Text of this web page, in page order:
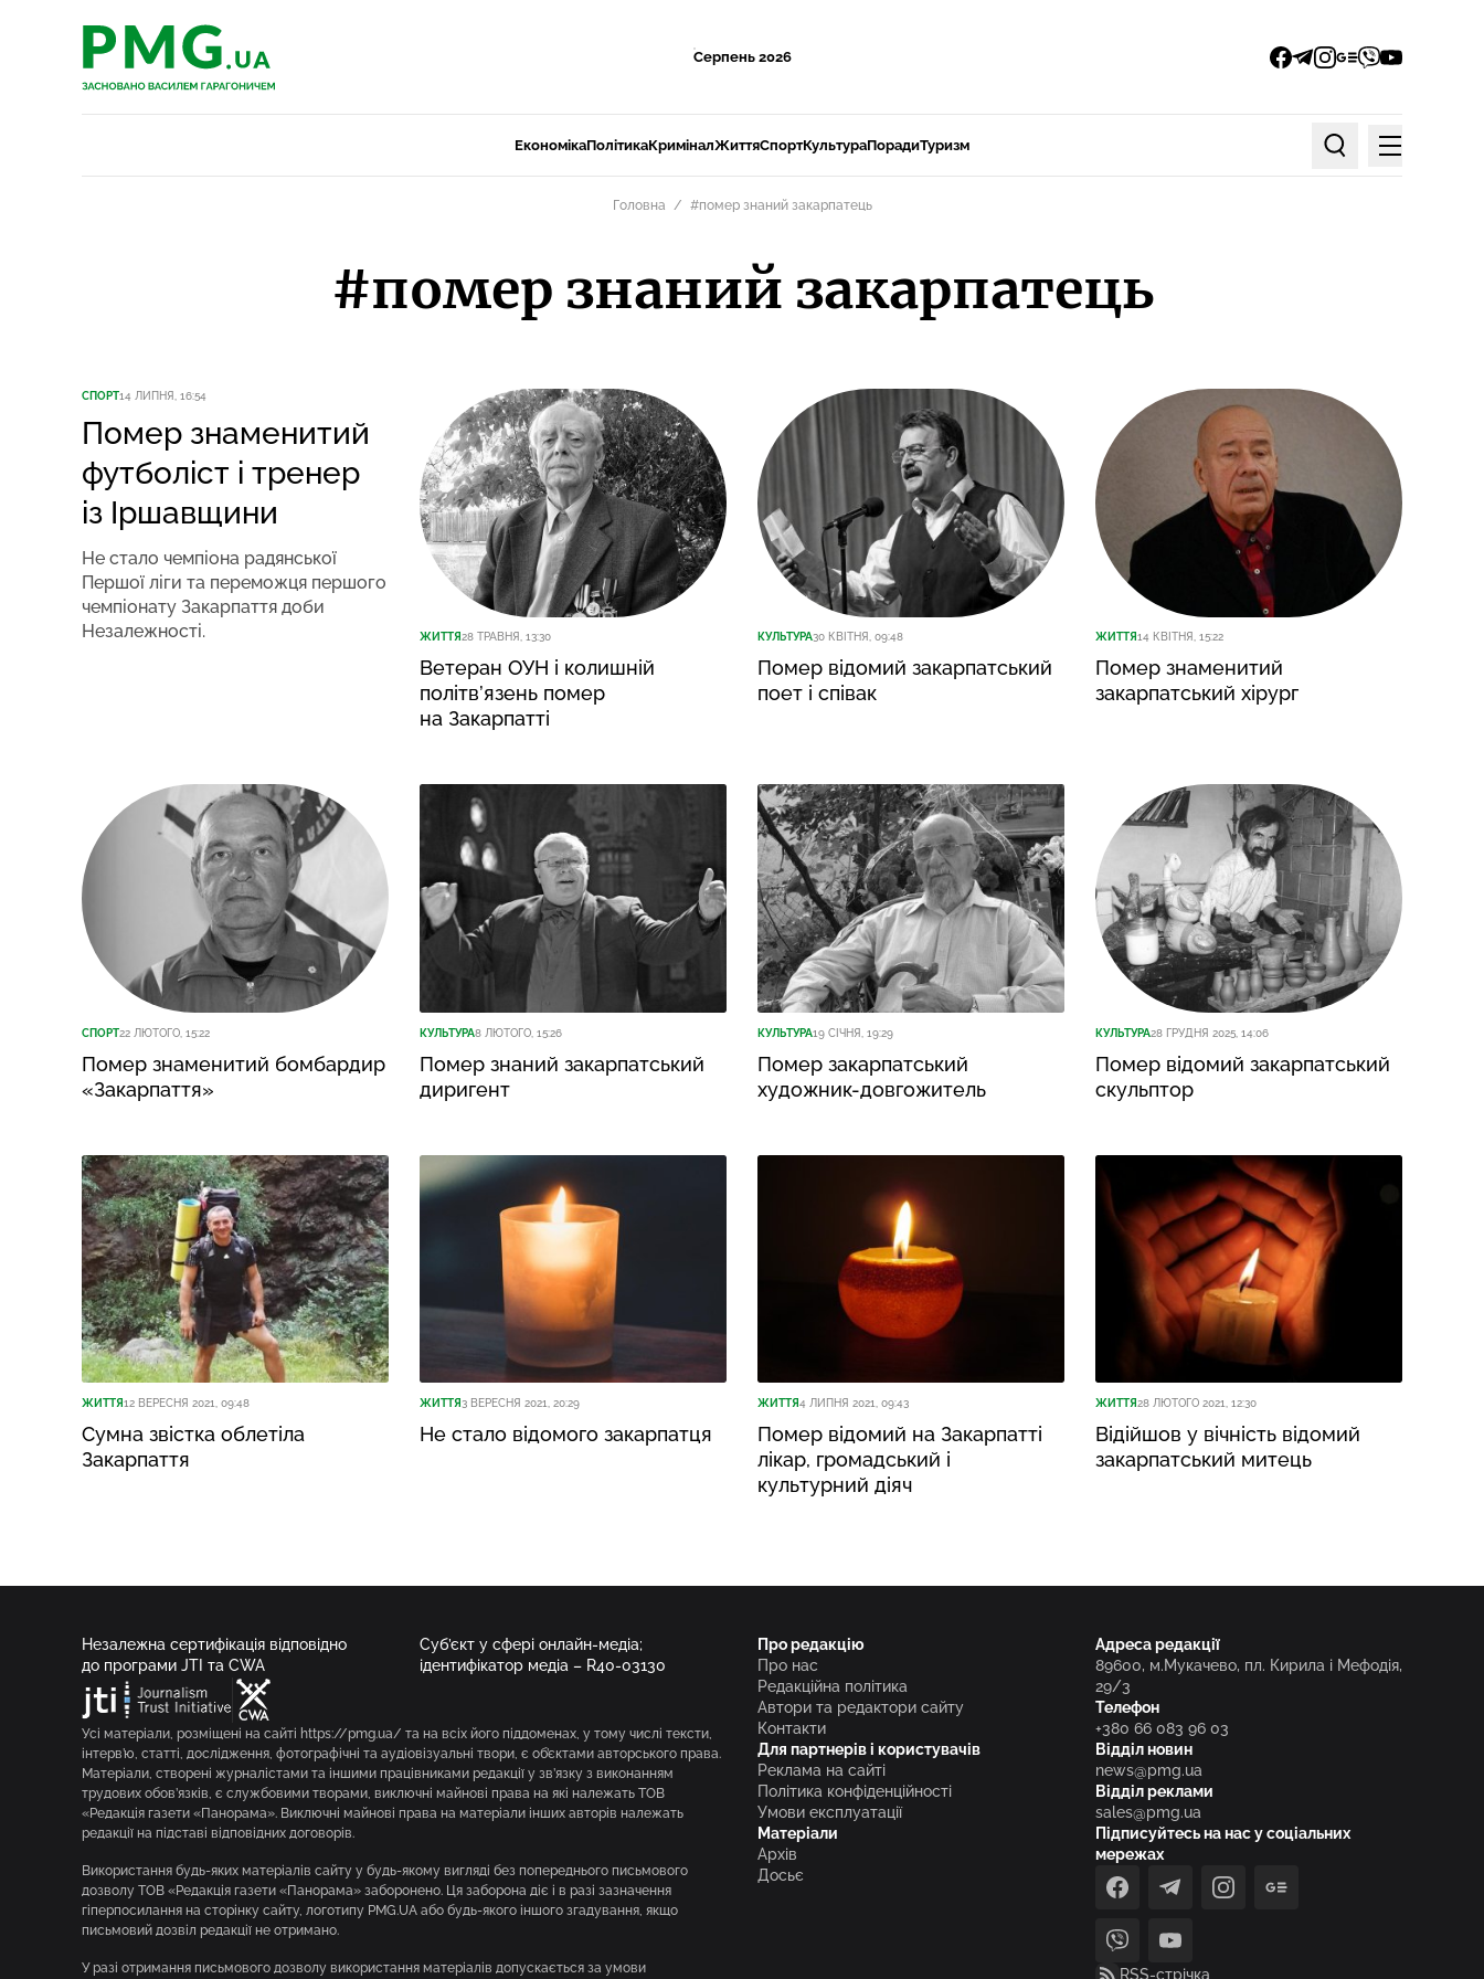
PMG.ua
Серпень 2026
facebook
telegram
instagram
google_news
viberyoutube
PMG.ua
ЕкономікаПолітикаКриміналЖиттяСпортКультураПорадиТуризм
Пошук по статтях
Меню
Головна #помер знаний закарпатець
#помер знаний закарпатець
СПОРТ14 ЛИПНЯ, 16:54
Помер знаменитий
футболіст і тренер
із Іршавщини
Не стало чемпіона радянської
Першої ліги та переможця першого
чемпіонату Закарпаття доби
Незалежності.
ЖИТТЯ28 ТРАВНЯ, 13:30
Ветеран ОУН і колишній
політв’язень помер
на Закарпатті
КУЛЬТУРА30 КВІТНЯ, 09:48
Помер відомий закарпатський
поет і співак
ЖИТТЯ14 КВІТНЯ, 15:22
Помер знаменитий
закарпатський хірург
СПОРТ22 ЛЮТОГО, 15:22
Помер знаменитий бомбардир
«Закарпаття»
КУЛЬТУРА8 ЛЮТОГО, 15:26
Помер знаний закарпатський
диригент
КУЛЬТУРА19 СІЧНЯ, 19:29
Помер закарпатський
художник-довгожитель
КУЛЬТУРА28 ГРУДНЯ 2025, 14:06
Помер відомий закарпатський
скульптор
ЖИТТЯ12 ВЕРЕСНЯ 2021, 09:48
Сумна звістка облетіла
Закарпаття
ЖИТТЯ3 ВЕРЕСНЯ 2021, 20:29
Не стало відомого закарпатця
ЖИТТЯ4 ЛИПНЯ 2021, 09:43
Помер відомий на Закарпатті
лікар, громадський і
культурний діяч
ЖИТТЯ28 ЛЮТОГО 2021, 12:30
Відійшов у вічність відомий
закарпатський митець
Незалежна сертифікація відповідно
до програми JTI та CWA
Суб’єкт у сфері онлайн-медіа;
ідентифікатор медіа – R40-03130
Усі матеріали, розміщені на сайті https://pmg.ua/ та на всіх його піддоменах, у тому числі тексти,
інтерв’ю, статті, дослідження, фотографічні та аудіовізуальні твори, є об’єктами авторського права.
Матеріали, створені журналістами та іншими працівниками редакції у зв’язку з виконанням
трудових обов’язків, є службовими творами, виключні майнові права на які належать ТОВ
«Редакція газети «Панорама». Виключні майнові права на матеріали інших авторів належать
редакції на підставі відповідних договорів.
Використання будь-яких матеріалів сайту у будь-якому вигляді без попереднього письмового
дозволу ТОВ «Редакція газети «Панорама» заборонено. Ця заборона діє і в разі зазначення
гіперпосилання на сторінку сайту, логотипу PMG.UA або будь-якого іншого згадування, якщо
письмовий дозвіл редакції не отримано.
У разі отримання письмового дозволу використання матеріалів допускається за умови
Про редакцію
Про нас
Редакційна політика
Автори та редактори сайту
Контакти
Для партнерів і користувачів
Реклама на сайті
Політика конфіденційності
Умови експлуатації
Матеріали
Архів
Досьє
Адреса редакції
89600, м.Мукачево, пл. Кирила і Мефодія,
29/3
Телефон
+380 66 083 96 03
Відділ новин
news@pmg.ua
Відділ реклами
sales@pmg.ua
Підписуйтесь на нас у соціальних
мережах
facebooktelegraminstagramgoogle_news
viber
youtube
RSS-стрічка